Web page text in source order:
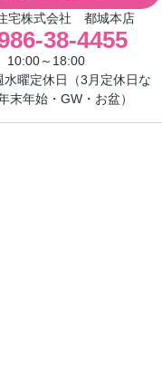
宅株式会社 都城本店
38-4455
10:00～18:00
水曜定休日（3月定休日な
末年始・GW・お盆）